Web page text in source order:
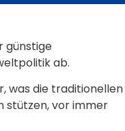
günstige
ab.
was die traditionellen
stützen, vor immer